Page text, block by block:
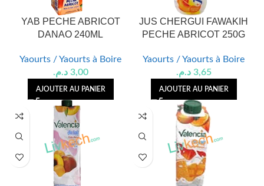
YAB PECHE ABRICOT
DANAO 240ML
Yaourts / Yaourts à Boire
3,00 د.م.
AJOUTER AU PANIER
JUS CHERGUI FAWAKIH
PECHE ABRICOT 250G
Yaourts / Yaourts à Boire
3,65 د.م.
AJOUTER AU PANIER